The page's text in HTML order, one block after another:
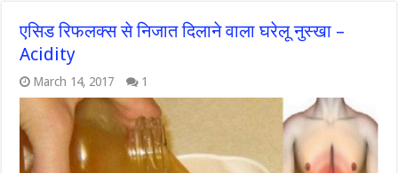
एसिड रिफलक्स से निजात दिलाने वाला घरेलू नुस्खा –
Acidity
March 14, 2017 1